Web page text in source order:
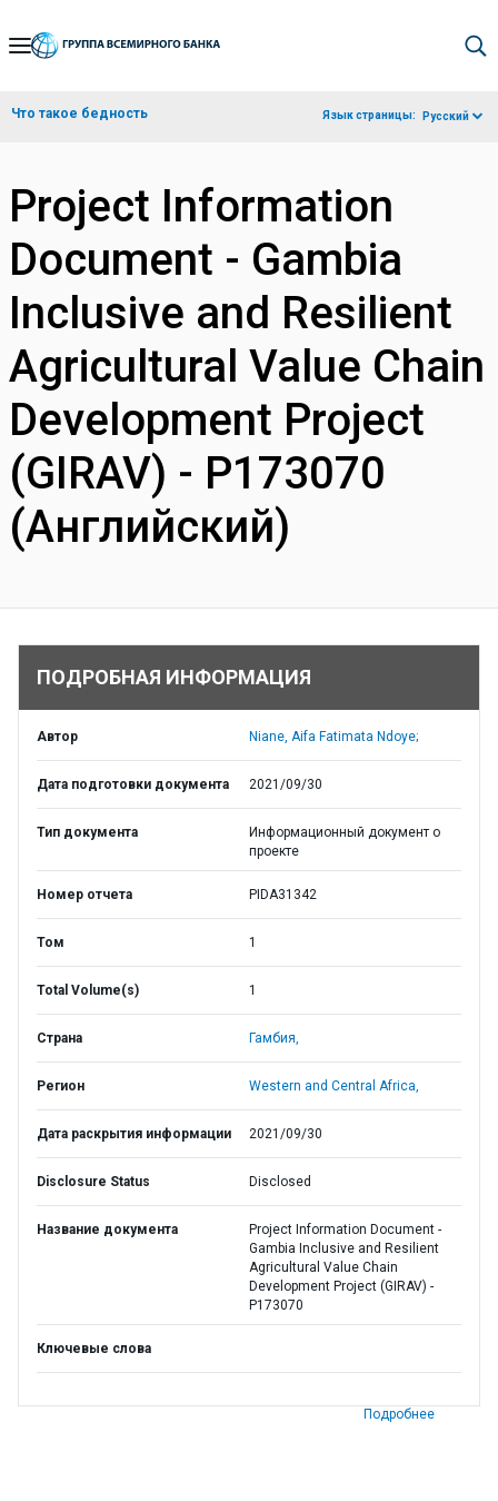
Skip
Navigation
Что такое бедность Язык страницы: Русский
Project Information
Document - Gambia
Inclusive and Resilient
Agricultural Value Chain
Development Project
(GIRAV) - P173070
(Английский)
ПОДРОБНАЯ ИНФОРМАЦИЯ
Автор Niane, Aifa Fatimata Ndoye;
Дата подготовки документа 2021/09/30
Тип документа
Информационный документ о
проекте
Номер отчета PIDA31342
Том 1
Total Volume(s) 1
Страна Гамбия,
Регион Western and Central Africa,
Дата раскрытия информации 2021/09/30
Disclosure Status Disclosed
Название документа
Project Information Document -
Gambia Inclusive and Resilient
Agricultural Value Chain
Development Project (GIRAV) -
P173070
Ключевые слова
Подробнее